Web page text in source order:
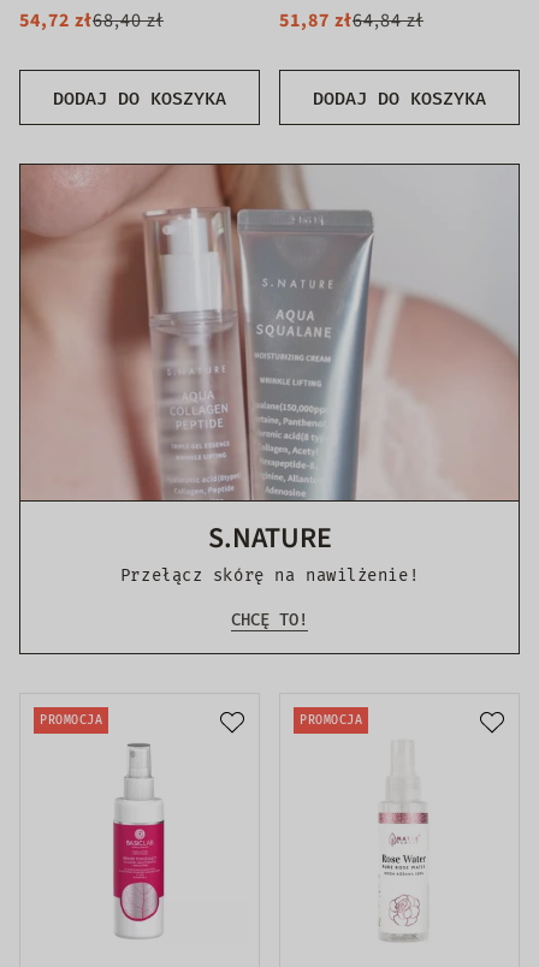
DODAJ DO KOSZYKA
54,72 zł68,40 zł
DODAJ DO KOSZYKA
wrażliwej 150ml
51,87 zł64,84 zł
S.NATURE
Przełącz skórę na nawilżenie!
CHCĘ TO!
PROMOCJA PROMOCJA